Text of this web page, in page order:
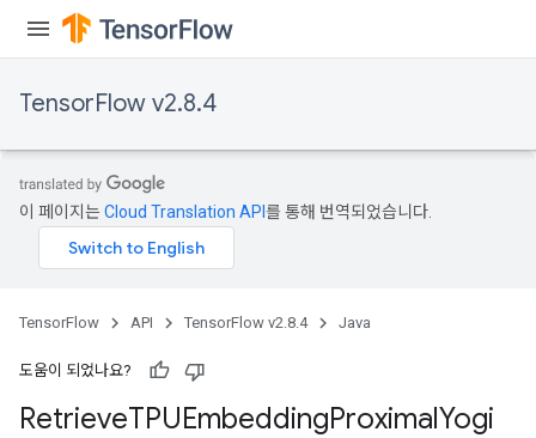
TensorFlow v2.8.4
이 페이지는Cloud Translation API 를 통해 번역되었습니다.
TensorFlow API TensorFlow v2.8.4 Java
도움이 되었나요?
RetrieveTPUEmbeddingProximalYogi